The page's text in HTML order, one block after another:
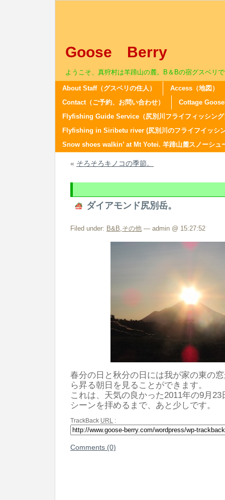
Goose Berry
ようこそ、真狩村は羊蹄山の麓。B＆Bの宿グスベリ
About Staff（グスベリの住人）
Access（地図）
Contact（ご予約、お問い合わせ）
Cottage
Flyfishing Guide Service（尻別川フライフィッシン
Flyfishing in Siribetu river (尻別川のフライフイッシ
Snow shoes walkin’ at Mt Yotei. 羊蹄山麓スノーシュ
« そろそろキノコの季節。
ダイアモンド尻別岳。
Filed under: B&B,その他 — admin @ 15:27:52
春分の日と秋分の日には我が家の東の
ら昇る朝日を見ることができます。
これは、天気の良かった2011年の9月
シーンを拝めるまで、あと少しです。
TrackBack URL :
Comments (0)